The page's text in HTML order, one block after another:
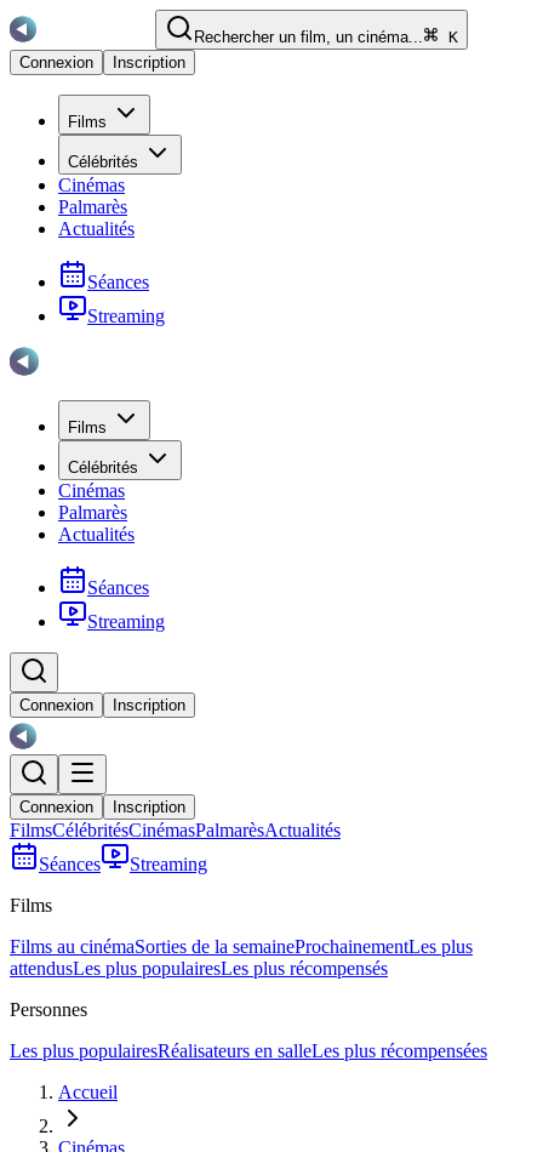
Rechercher un film, un cinéma...
K
Connexion
Inscription
Films
Célébrités
Cinémas
Palmarès
Actualités
Séances
Streaming
Films
Célébrités
Cinémas
Palmarès
Actualités
Séances
Streaming
Connexion Inscription
Connexion Inscription
FilmsCélébritésCinémasPalmarèsActualités
Séances
Streaming
Films
Films au cinémaSorties de la semaineProchainementLes plus
attendusLes plus populairesLes plus récompensés
Personnes
Les plus populairesRéalisateurs en salleLes plus récompensées
Accueil
Cinémas